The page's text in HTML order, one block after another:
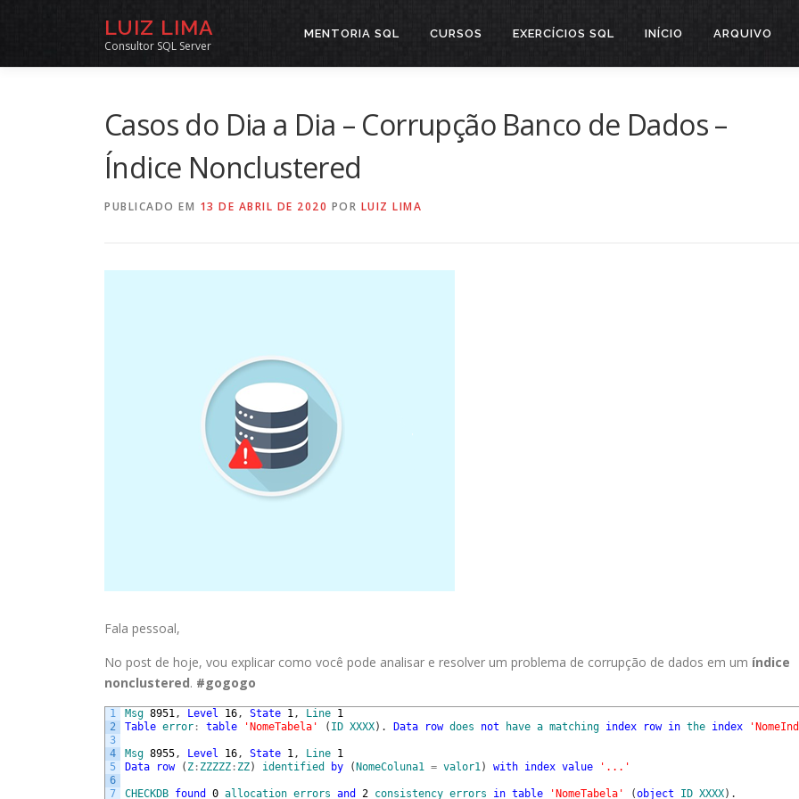
conteúdo
LUIZ LIMA
Consultor SQL Server
MENTORIA SQL CURSOS EXERCÍCIOS SQL INÍCIO ARQUIVO
Casos do Dia a Dia – Corrupção Banco de Dados –
Índice Nonclustered
PUBLICADO EM 13 DE ABRIL DE 2020 POR LUIZ LIMA
Fala pessoal,
No post de hoje, vou explicar como você pode analisar e resolver um problema de corrupção de dados em um índice
nonclustered. #gogogo
1
2
3
4
5
6
7
Msg 8951, Level 16, State 1, Line 1
Table error : table 'NomeTabela' ( ID XXXX) . Data row does not have a matching index row in the index
Msg 8955, Level 16, State 1, Line 1
Data
row ( Z : ZZZZZ : ZZ) identified by ( NomeColuna1 = valor1) with index value '...'
CHECKDB found 0 allocation errors and 2 consistency errors in table 'NomeTabela' (object ID XXXX) .